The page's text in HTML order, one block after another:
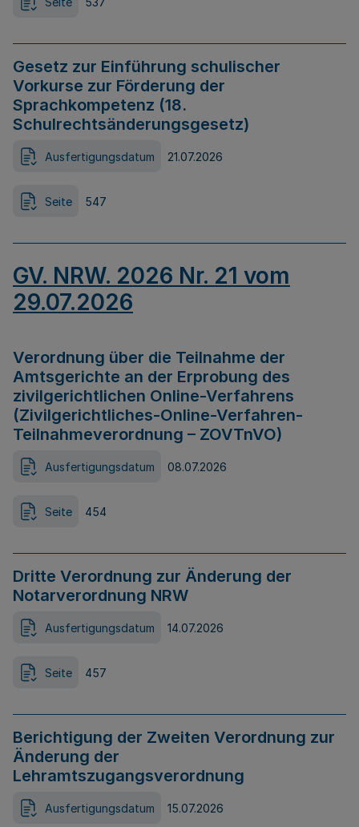
Gesetz zur Einführung schulischer
Vorkurse zur Förderung der
Sprachkompetenz (18.
Schulrechtsänderungsgesetz)
Ausfertigungsdatum 21.07.2026
Seite 547
GV. NRW. 2026 Nr. 21 vom
29.07.2026
Verordnung über die Teilnahme der
Amtsgerichte an der Erprobung des
zivilgerichtlichen Online-Verfahrens
(Zivilgerichtliches-Online-Verfahren-
Teilnahmeverordnung – ZOVTnVO)
Ausfertigungsdatum 08.07.2026
Seite 454
Dritte Verordnung zur Änderung der
Notarverordnung NRW
Ausfertigungsdatum 14.07.2026
Seite 457
Berichtigung der Zweiten Verordnung zur
Änderung der
Lehramtszugangsverordnung
Ausfertigungsdatum 15.07.2026